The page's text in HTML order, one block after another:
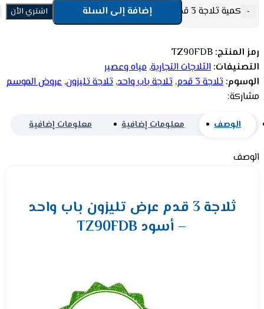
- كمية ثلاجة 3 قدم عرض تليزون باب واحد - أسود TZ90FDB إضافة إلى السلة اشتري الأن
رمز المنتج: TZ90FDB
التصنيفات: الثلاجات التجارية, مياه وعصير
الوسوم: ثلاجة 3 قدم , ثلاجة باب واحد, ثلاجة تليزون, عروض الموسم
مشاركة:
الوصف معلومات إضافية معلومات إضافية
الوصف
ثلاجة 3 قدم عرض تليزون باب واحد
– أسود TZ90FDB